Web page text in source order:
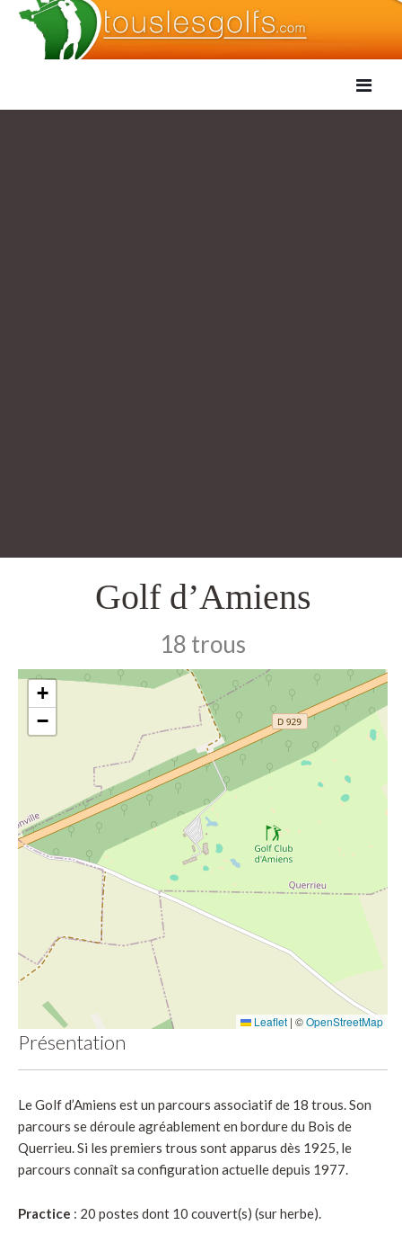
Golf d’Amiens
18 trous
+
−
Leaflet | ©OpenStreetMap
Présentation
Le Golf d’Amiens est un parcours associatif de 18 trous. Son
parcours se déroule agréablement en bordure du Bois de
Querrieu. Si les premiers trous sont apparus dès 1925, le
parcours connaît sa configuration actuelle depuis 1977.
Practice : 20 postes dont 10 couvert(s) (sur herbe).